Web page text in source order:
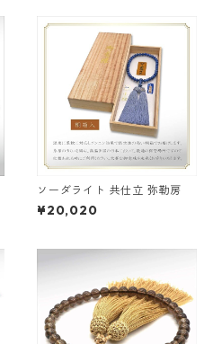
ソーダライト 共仕立 弥勒房
¥20,020